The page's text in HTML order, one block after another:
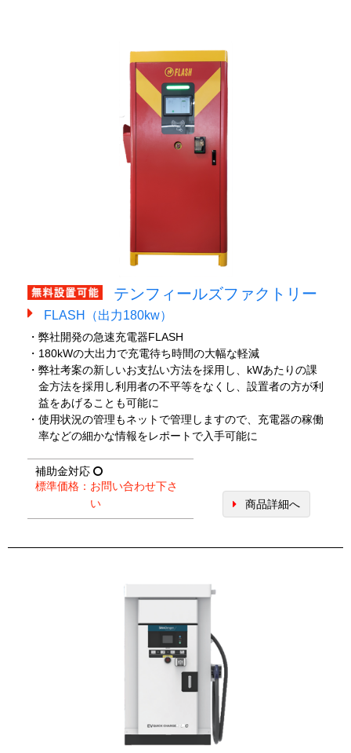
テンフィールズファクトリー
FLASH（出力180kw）
・弊社開発の急速充電器FLASH
・180kWの大出力で充電待ち時間の大幅な軽減
・弊社考案の新しいお支払い方法を採用し、kWあたりの課
金方法を採用し利用者の不平等をなくし、設置者の方が利
益をあげることも可能に
・使用状況の管理もネットで管理しますので、充電器の稼働
率などの細かな情報をレポートで入手可能に
補助金対応
標準価格：お問い合わせ下さ
い
商品詳細へ